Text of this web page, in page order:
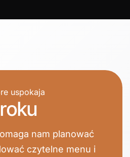
uspokaja
nam planować
czytelne menu i